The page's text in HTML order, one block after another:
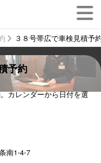
３８号帯広で車検見積予
予約
カレンダーから日付を選
南1-4-7